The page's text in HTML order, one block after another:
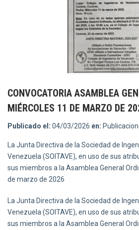
CONVOCATORIA ASAMBLEA
MIÉRCOLES 11 DE MARZO DE
Publicado el: 04/03/2026 en:
La Junta Directiva de la Sociedad de
Venezuela (SOITAVE), en uso de sus
sus miembros a la Asamblea General
de marzo de 2026
La Junta Directiva de la Sociedad de
Venezuela (SOITAVE), en uso de sus
sus miembros a la Asamblea General